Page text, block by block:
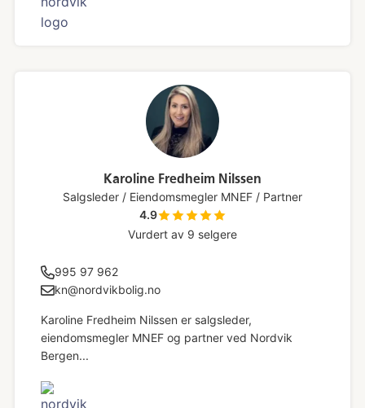
Karoline Fredheim Nilssen
Salgsleder / Eiendomsmegler MNEF / Partner
4.9
Vurdert av 9 selgere
995 97 962
kn@nordvikbolig.no
Karoline Fredheim Nilssen er salgsleder,
eiendomsmegler MNEF og partner ved Nordvik
Bergen...